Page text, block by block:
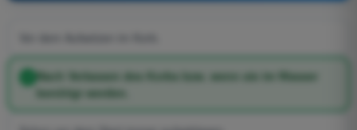
Nach Verlassen des Korbs bzw. wenn sie im Wasser
benötigt werden.